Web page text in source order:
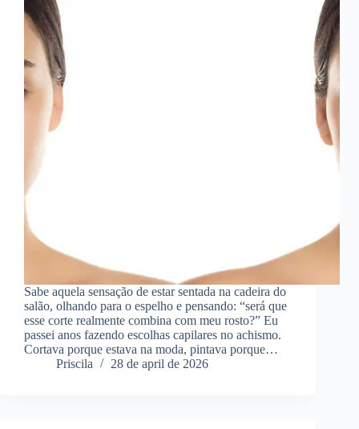
Sabe aquela sensação de estar sentada na cadeira do
salão, olhando para o espelho e pensando: “será que
esse corte realmente combina com meu rosto?” Eu
passei anos fazendo escolhas capilares no achismo.
Cortava porque estava na moda, pintava porque…
Priscila
28 de april de 2026